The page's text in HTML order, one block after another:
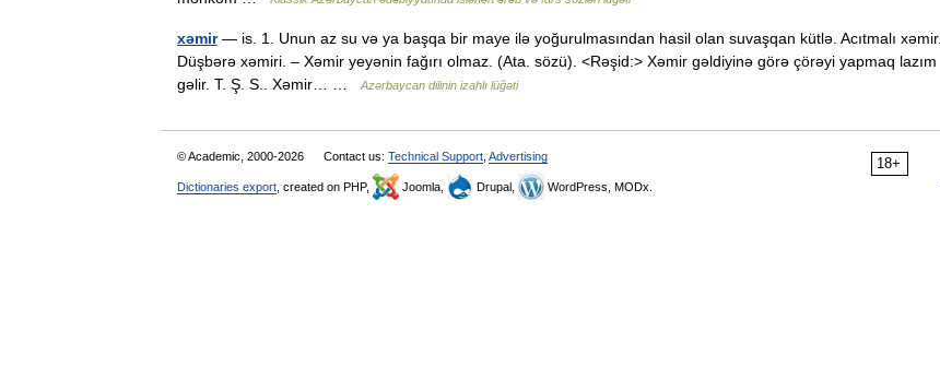
xəmir— is. 1. Unun az su və ya başqa bir maye ilə yoğurulmasından hasil olan suvaşqan kütlə. Acıtmalı xəmir.
Düşbərə xəmiri. – Xəmir yeyənin fağırı olmaz. (Ata. sözü). <Rəşid:> Xəmir gəldiyinə görə çörəyi yapmaq lazım
gəlir. T. Ş. S.. Xəmir… …
Azərbaycan dilinin izahlı lüğəti
18+
© Academic, 2000-2026 Contact us: Technical Support Advertising
Dictionaries export , created on PHP, Joomla, Drupal, WordPress, MODx.